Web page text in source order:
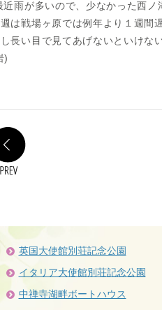
近雨が多いので、少なかった西
は戦場ヶ原では例年より１週間
長い目で見てあげないといけな
)
英国大使館別荘記念公園
イタリア大使館別荘記念公園
中禅寺湖畔ボートハウス